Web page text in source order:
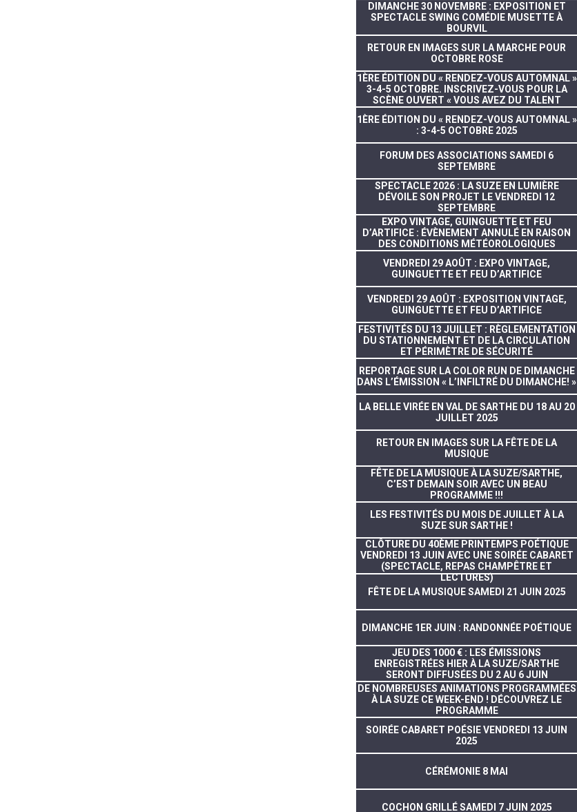
DIMANCHE 30 NOVEMBRE : EXPOSITION ET
SPECTACLE SWING COMÉDIE MUSETTE À
BOURVIL
RETOUR EN IMAGES SUR LA MARCHE POUR
OCTOBRE ROSE
1ÈRE ÉDITION DU « RENDEZ-VOUS AUTOMNAL »
3-4-5 OCTOBRE. INSCRIVEZ-VOUS POUR LA
SCÈNE OUVERT « VOUS AVEZ DU TALENT
1ÈRE ÉDITION DU « RENDEZ-VOUS AUTOMNAL »
: 3-4-5 OCTOBRE 2025
FORUM DES ASSOCIATIONS SAMEDI 6
SEPTEMBRE
SPECTACLE 2026 : LA SUZE EN LUMIÈRE
DÉVOILE SON PROJET LE VENDREDI 12
SEPTEMBRE
EXPO VINTAGE, GUINGUETTE ET FEU
D’ARTIFICE : ÉVÈNEMENT ANNULÉ EN RAISON
DES CONDITIONS MÉTÉOROLOGIQUES
VENDREDI 29 AOÛT : EXPO VINTAGE,
GUINGUETTE ET FEU D’ARTIFICE
VENDREDI 29 AOÛT : EXPOSITION VINTAGE,
GUINGUETTE ET FEU D’ARTIFICE
FESTIVITÉS DU 13 JUILLET : RÈGLEMENTATION
DU STATIONNEMENT ET DE LA CIRCULATION
ET PÉRIMÈTRE DE SÉCURITÉ
REPORTAGE SUR LA COLOR RUN DE DIMANCHE
DANS L’ÉMISSION « L’INFILTRÉ DU DIMANCHE! »
LA BELLE VIRÉE EN VAL DE SARTHE DU 18 AU 20
JUILLET 2025
RETOUR EN IMAGES SUR LA FÊTE DE LA
MUSIQUE
FÊTE DE LA MUSIQUE À LA SUZE/SARTHE,
C’EST DEMAIN SOIR AVEC UN BEAU
PROGRAMME !!!
LES FESTIVITÉS DU MOIS DE JUILLET À LA
SUZE SUR SARTHE !
CLÔTURE DU 40ÈME PRINTEMPS POÉTIQUE
VENDREDI 13 JUIN AVEC UNE SOIRÉE CABARET
(SPECTACLE, REPAS CHAMPÊTRE ET
LECTURES)
FÊTE DE LA MUSIQUE SAMEDI 21 JUIN 2025
DIMANCHE 1ER JUIN : RANDONNÉE POÉTIQUE
JEU DES 1000 € : LES ÉMISSIONS
ENREGISTRÉES HIER À LA SUZE/SARTHE
SERONT DIFFUSÉES DU 2 AU 6 JUIN
DE NOMBREUSES ANIMATIONS PROGRAMMÉES
À LA SUZE CE WEEK-END ! DÉCOUVREZ LE
PROGRAMME
SOIRÉE CABARET POÉSIE VENDREDI 13 JUIN
2025
CÉRÉMONIE 8 MAI
COCHON GRILLÉ SAMEDI 7 JUIN 2025